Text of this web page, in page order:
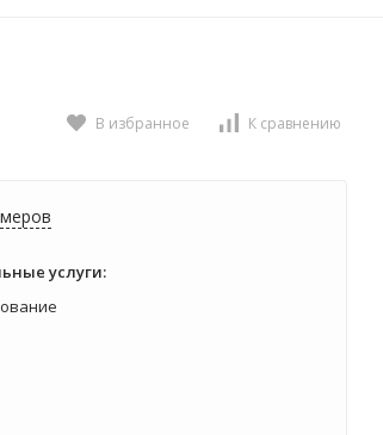
В избранное К сравнению
услуги: